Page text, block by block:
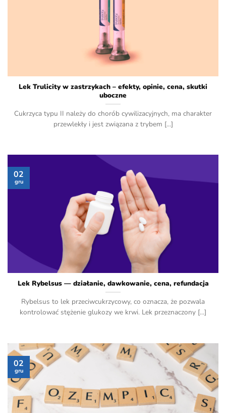
Lek Trulicity w zastrzykach – efekty, opinie, cena, skutki
uboczne
Cukrzyca typu II należy do chorób cywilizacyjnych, ma charakter
przewlekły i jest związana z trybem [...]
Lek Rybelsus — działanie, dawkowanie, cena, refundacja
Rybelsus to lek przeciwcukrzycowy, co oznacza, że pozwala
kontrolować stężenie glukozy we krwi. Lek przeznaczony [...]
02
gru
02
gru